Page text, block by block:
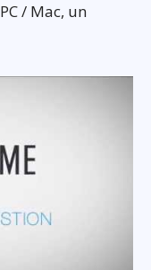
/ Mac, un